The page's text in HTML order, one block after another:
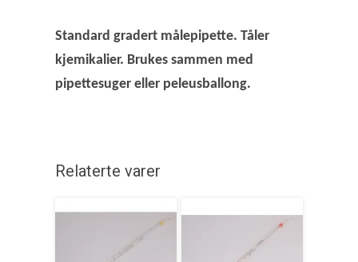
Standard gradert målepipette. Tåler
kjemikalier. Brukes sammen med
pipettesuger eller peleusballong.
Relaterte varer